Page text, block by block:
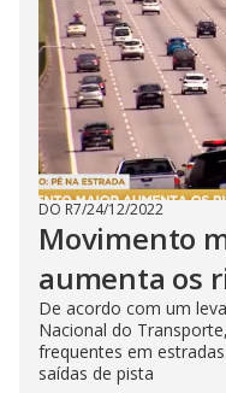
DO R7/24/12/2022
Movimento
aumenta os
De acordo com um
Nacional do
frequentes em
saídas de pista